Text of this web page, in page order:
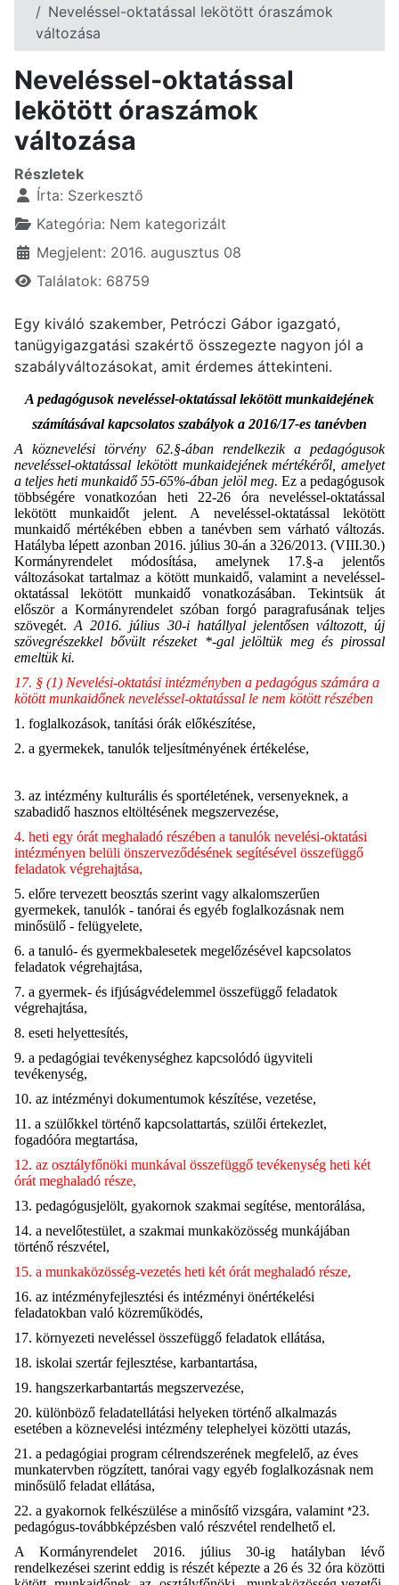
Neveléssel-oktatással lekötött óraszámok
változása
Neveléssel-oktatással
lekötött óraszámok
változása
Részletek
Írta: Szerkesztő
Kategória: Nem kategorizált
Megjelent: 2016. augusztus 08
Találatok: 68759
Egy kiváló szakember, Petróczi Gábor igazgató,
tanügyigazgatási szakértő összegezte nagyon jól a
szabályváltozásokat, amit érdemes áttekinteni.
A pedagógusok neveléssel-oktatással lekötött munkaidejének
számításával kapcsolatos szabályok a 2016/17-es tanévben
A köznevelési törvény 62.§-ában rendelkezik a pedagógusok
neveléssel-oktatással lekötött munkaidejének mértékéről, amelyet
a teljes heti munkaidő 55-65%-ában jelöl meg. Ez a pedagógusok
többségére vonatkozóan heti 22-26 óra neveléssel-oktatással
lekötött munkaidőt jelent. A neveléssel-oktatással lekötött
munkaidő mértékében ebben a tanévben sem várható változás.
Hatályba lépett azonban 2016. július 30-án a 326/2013. (VIII.30.)
Kormányrendelet módosítása, amelynek 17.§-a jelentős
változásokat tartalmaz a kötött munkaidő, valamint a neveléssel-
oktatással lekötött munkaidő vonatkozásában. Tekintsük át
először a Kormányrendelet szóban forgó paragrafusának teljes
szövegét.A 2016. július 30-i hatállyal jelentősen változott, új
szövegrészekkel bővült részeket *-gal jelöltük meg és pirossal
emeltük ki.
17. § (1) Nevelési-oktatási intézményben a pedagógus számára a
kötött munkaidőnek neveléssel-oktatással le nem kötött részében
1. foglalkozások, tanítási órák előkészítése,
2. a gyermekek, tanulók teljesítményének értékelése,
3. az intézmény kulturális és sportéletének, versenyeknek, a
szabadidő hasznos eltöltésének megszervezése,
4. heti egy órát meghaladó részében a tanulók nevelési-oktatási
intézményen belüli önszerveződésének segítésével összefüggő
feladatok végrehajtása,
5. előre tervezett beosztás szerint vagy alkalomszerűen
gyermekek, tanulók - tanórai és egyéb foglalkozásnak nem
minősülő - felügyelete,
6. a tanuló- és gyermekbalesetek megelőzésével kapcsolatos
feladatok végrehajtása,
7. a gyermek- és ifjúságvédelemmel összefüggő feladatok
végrehajtása,
8. eseti helyettesítés,
9. a pedagógiai tevékenységhez kapcsolódó ügyviteli
tevékenység,
10. az intézményi dokumentumok készítése, vezetése,
11. a szülőkkel történő kapcsolattartás, szülői értekezlet,
fogadóóra megtartása,
12. az osztályfőnöki munkával összefüggő tevékenység heti két
órát meghaladó része,
13. pedagógusjelölt, gyakornok szakmai segítése, mentorálása,
14. a nevelőtestület, a szakmai munkaközösség munkájában
történő részvétel,
15. a munkaközösség-vezetés heti két órát meghaladó része,
16. az intézményfejlesztési és intézményi önértékelési
feladatokban való közreműködés,
17. környezeti neveléssel összefüggő feladatok ellátása,
18. iskolai szertár fejlesztése, karbantartása,
19. hangszerkarbantartás megszervezése,
20. különböző feladatellátási helyeken történő alkalmazás
esetében a köznevelési intézmény telephelyei közötti utazás,
21. a pedagógiai program célrendszerének megfelelő, az éves
munkatervben rögzített, tanórai vagy egyéb foglalkozásnak nem
minősülő feladat ellátása,
22. a gyakornok felkészülése a minősítő vizsgára, valamint *23.
pedagógus-továbbképzésben való részvétel rendelhető el.
A Kormányrendelet 2016. július 30-ig hatályban lévő
rendelkezései szerint eddig is részét képezte a 26 és 32 óra közötti